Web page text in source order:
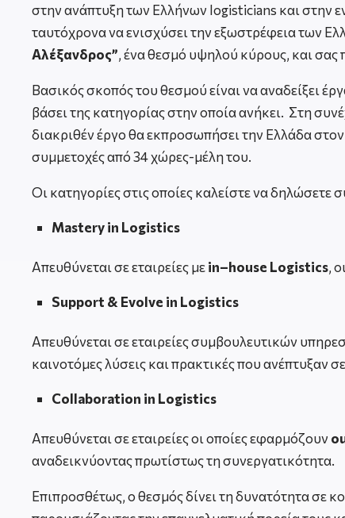
στην ανάπτυξη των Ελλήνων logisticians και στην
ταυτόχρονα να ενισχύσει την εξωστρέφεια των
Αλέξανδρος”, ένα θεσμό υψηλού κύρους, και σας
Βασικός σκοπός του θεσμού είναι να αναδείξει
βάσει της κατηγορίας στην οποία ανήκει. Στη
διακριθέν έργο θα εκπροσωπήσει την Ελλάδα
συμμετοχές από 34 χώρες-μέλη του.
Οι κατηγορίες στις οποίες καλείστε να δηλώσετε
Masteryin Logistics
Απευθύνεται σε εταιρείες μεin–house Logistics,
Support & Evolve in Logistics
Απευθύνεται σε εταιρείες συμβουλευτικών
καινοτόμες λύσεις και πρακτικές που ανέπτυξαν
Collaboration in Logistics
Απευθύνεται σε εταιρείες οι οποίες εφαρμόζουν
αναδεικνύοντας πρωτίστως τη συνεργατικότητα.
Επιπροσθέτως, ο θεσμός δίνει τη δυνατότητα σε